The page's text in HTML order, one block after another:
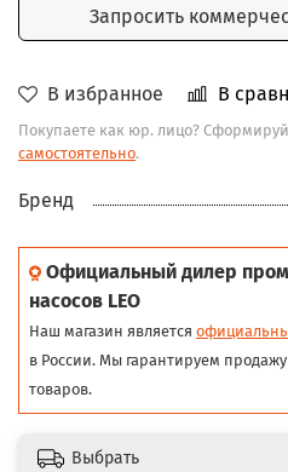
В избранное В
Покупаете как юр. лицо?
самостоятельно.
Запросить
Бренд
Официальный дилер
насосов LEO
Наш магазин является
в России. Мы гарантируем
товаров.
Выбрать